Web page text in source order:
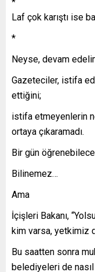
Laf çok karıştı ise
*
Neyse, devam
Gazeteciler, istifa
ettiğini;
istifa etmeyenlerin
ortaya çıkaramadı.
Bir gün
Bilinemez…
Ama
İçişleri Bakanı,
kim varsa, yetkimiz
Bu saatten sonra
belediyeleri de nasıl